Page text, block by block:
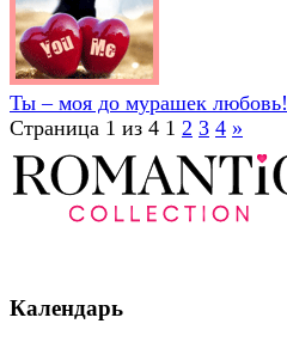
Ты – моя до мурашек любовь!
Страница 1 из 4 1 2 3 4 »
Календарь